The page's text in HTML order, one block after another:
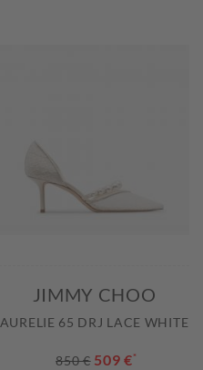
JIMMY CHOO
AURELIE 65 DRJ LACE WHITE
850 € 509 €*